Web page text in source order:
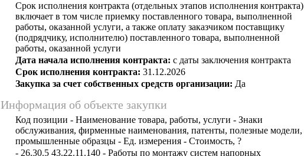
Срок исполнения контракта (отдельных этапов исполнения контракта)
включает в том числе приемку поставленного товара, выполненной
работы, оказанной услуги, а также оплату заказчиком поставщику
(подрядчику, исполнителю) поставленного товара, выполненной
работы, оказанной услуги
Дата начала исполнения контракта: с даты заключения контракта
Срок исполнения контракта: 31.12.2026
Закупка за счет собственных средств организации: Да
Информация об объекте закупки
Код позиции - Наименование товара, работы, услуги - Знаки
обслуживания, фирменные наименования, патенты, полезные модели,
промышленные образцы - Ед. измерения - Стоимость, ?
- 26.30.5 43.22.11.140 - Работы по монтажу систем напорных